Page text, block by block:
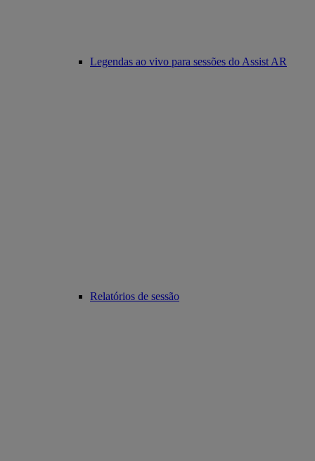
Legendas ao vivo para sessões do Assist AR
Relatórios de sessão